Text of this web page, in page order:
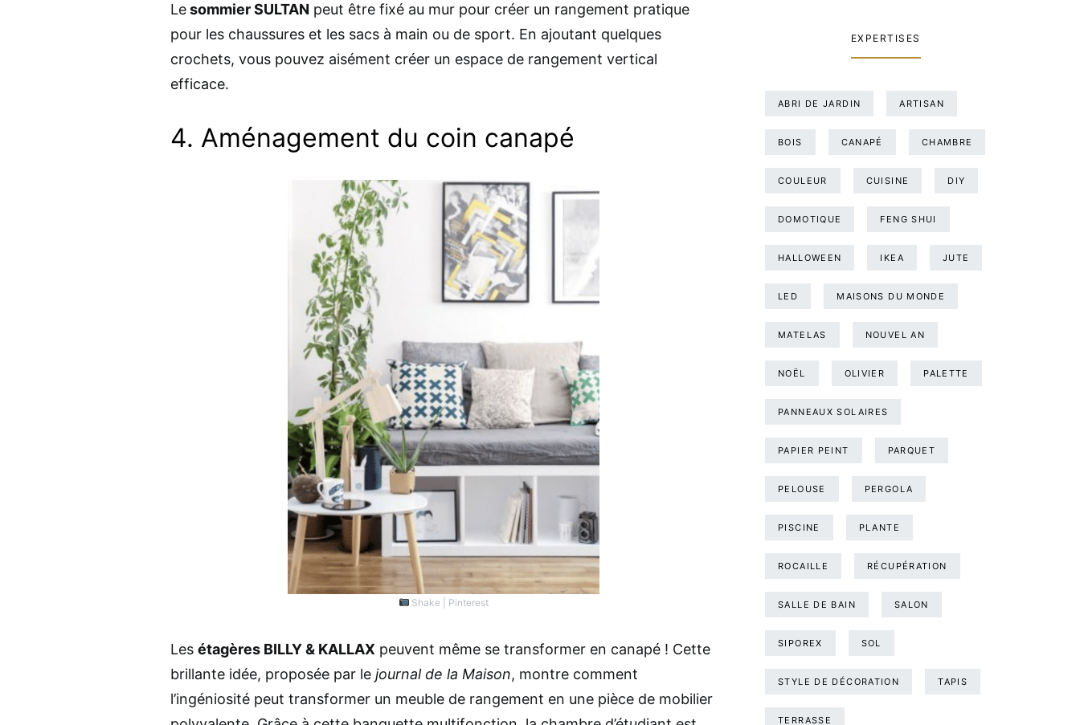
Lesommier SULTAN peut être fixé au mur pour créer un rangement pratique
pour les chaussures et les sacs à main ou de sport. En ajoutant quelques
crochets, vous pouvez aisément créer un espace de rangement vertical
efficace.
4. Aménagement du coin canapé
Shake | Pinterest
Les étagères BILLY & KALLAX peuvent même se transformer en canapé ! Cette
brillante idée, proposée par le journal de la Maison, montre comment
l’ingéniosité peut transformer un meuble de rangement en une pièce de mobilier
EXPERTISES
ABRI DE JARDIN ARTISAN
BOIS CANAPÉ CHAMBRE
COULEUR CUISINE DIY
DOMOTIQUE FENG SHUI
HALLOWEEN IKEA JUTE
LED MAISONS DU MONDE
MATELAS NOUVEL AN
NOËL OLIVIER PALETTE
PANNEAUX SOLAIRES
PAPIER PEINT PARQUET
PELOUSE PERGOLA
PISCINE PLANTE
ROCAILLE RÉCUPÉRATION
SALLE DE BAIN SALON
SIPOREX SOL
STYLE DE DÉCORATION TAPIS
TERRASSE